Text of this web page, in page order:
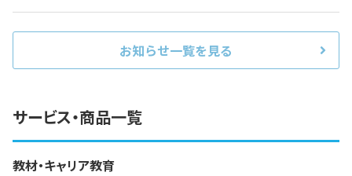
お知らせ一覧を見る
サービス・商品一覧
教材・キャリア教育